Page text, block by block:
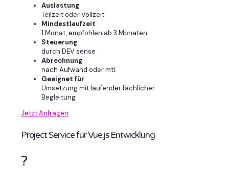
Auslastung
Teilzeit oder Vollzeit
Mindestlaufzeit
1 Monat, empfohlen ab 3 Monaten
Steuerung
durch DEV sense
Abrechnung
nach Aufwand oder mtl.
Geeignet für
Umsetzung mit laufender fachlicher
Begleitung
Jetzt Anfragen
Project Service für Vue.js Entwicklung
?